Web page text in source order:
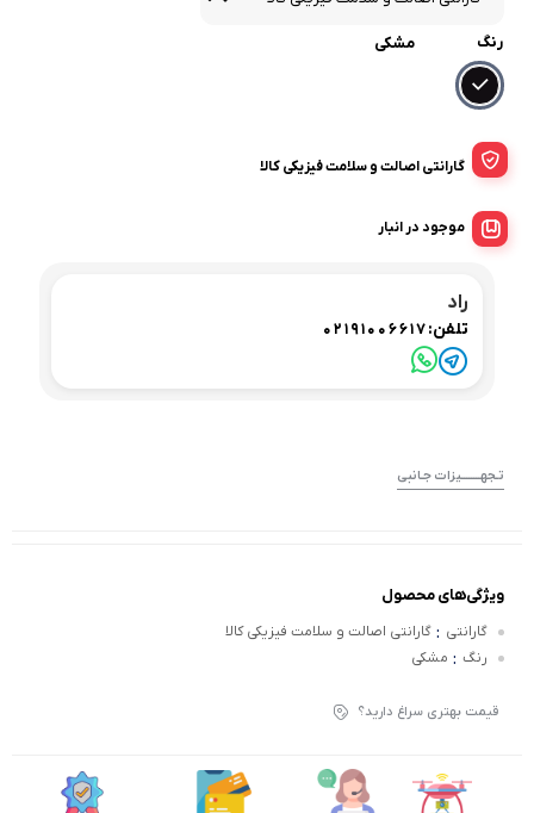
رنگ مشکی
گارانتی اصالت و سلامت فیزیکی کالا
موجود در انبار
راد
تلفن:02191006617
تـجهــــــــیزات جـانبی
ویژگی‌های محصول
گارانتی : گارانتی اصالت و سلامت فیزیکی کالا
رنگ : مشکی
قیمت بهتری سراغ دارید؟